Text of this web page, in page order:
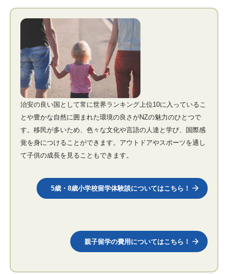
治安の良い国として常に世界ランキング上位10に入っているこ
とや豊かな自然に囲まれた環境の良さがNZの魅力のひとつで
す。移民が多いため、色々な文化や言語の人達と学び、国際感
覚を身につけることができます。アウトドアやスポーツを通し
て子供の成長を見ることもできます。
5歳・8歳小学校留学体験談についてはこちら！
親子留学の費用についてはこちら！